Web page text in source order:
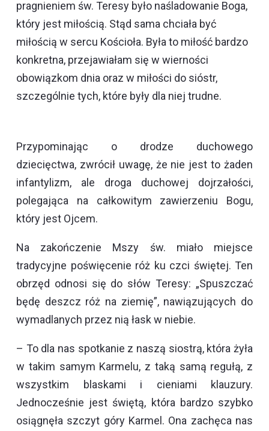
pragnieniem św. Teresy było naśladowanie Boga,
który jest miłością. Stąd sama chciała być
miłością w sercu Kościoła. Była to miłość bardzo
konkretna, przejawiałam się w wierności
obowiązkom dnia oraz w miłości do sióstr,
szczególnie tych, które były dla niej trudne.
Przypominając o drodze duchowego
dziecięctwa, zwrócił uwagę, że nie jest to żaden
infantylizm, ale droga duchowej dojrzałości,
polegająca na całkowitym zawierzeniu Bogu,
który jest Ojcem.
Na zakończenie Mszy św. miało miejsce
tradycyjne poświęcenie róż ku czci świętej. Ten
obrzęd odnosi się do słów Teresy: „Spuszczać
będę deszcz róż na ziemię”, nawiązujących do
wymadlanych przez nią łask w niebie.
– To dla nas spotkanie z naszą siostrą, która żyła
w takim samym Karmelu, z taką samą regułą, z
wszystkim blaskami i cieniami klauzury.
Jednocześnie jest świętą, która bardzo szybko
osiągnęła szczyt góry Karmel. Ona zachęca nas